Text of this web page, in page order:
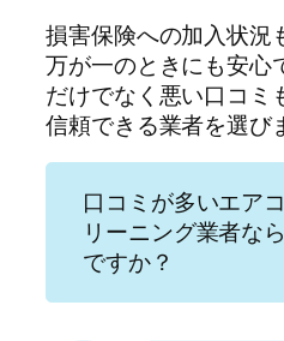
損害保険への加入状況
万が一のときにも安心
だけでなく悪い口コミ
信頼できる業者を選び
口コミが多いエア
リーニング業者な
ですか？